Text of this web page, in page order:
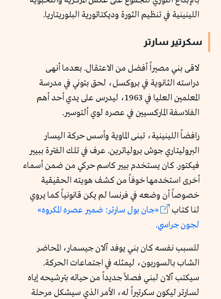
اللينينية في تنظيم الثورة وديكتاتورية البلوريتاريا.
سكرتير سارتر
لاقى بني مصيراً أفضل من الاعتقال. بعدما أنهى
دراسته الثانوية في بروكسل، لحق بتوني في مدرسة
المعلمين العليا في 1963، ليدرس على يدي أحد أهم
الفلاسفة الماركسيين في عصره لوي ألتوسير.
رافضاً اللينينية، تبنى الماوية وأسس حركة اليسار
البروليتاري جوش برولياترين. عرف في تلك الفترة ببيير
فيكتور. كان يستخدم بيير كاسم حركي من ضمن أسماء
أخرى استخدمها خوفاً من كشف هويته الحقيقية
خصوصاً أن وضعه في فرنسا لم يكن قانونياً كما يروي
لنا كتاب
«جان بول سارتر: ضمير عصره المكروه»
لجون جراسي.
للسبب نفسه كان بني يوفد آلان جيسمار، المحاضر
الشاب بالسوربون، ليمثله في اجتماعات الحركة.
سيكتب آلان لبني فصلاً جديداً من حياته بترشيحه إياه
لسارتر ليكون سكرتيراً له، الأمر الذي سيشكل مرحلة